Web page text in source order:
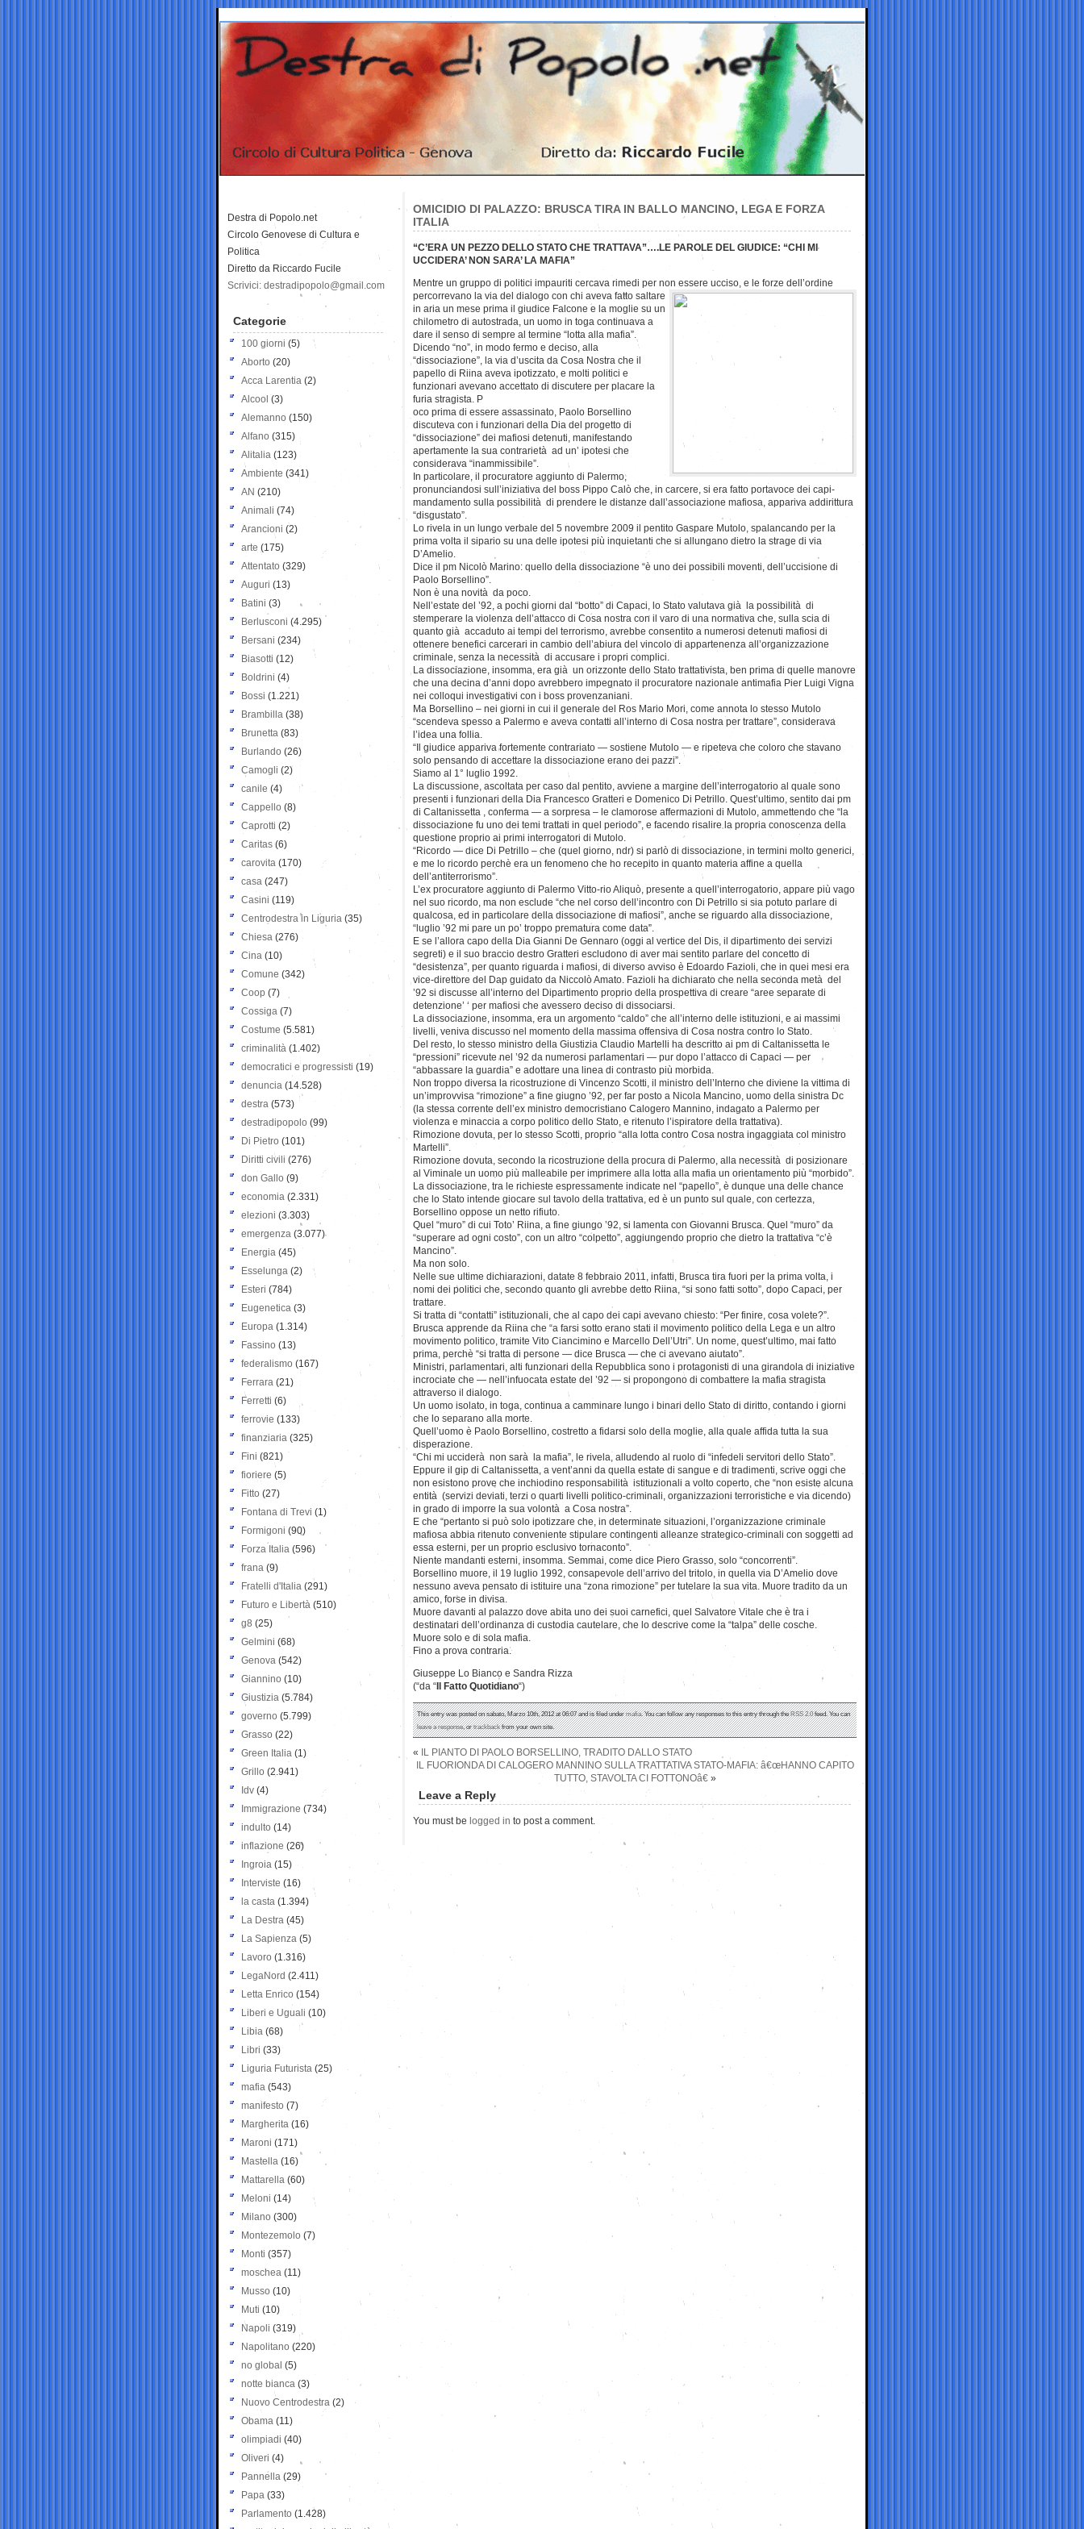
OMICIDIO DI PALAZZO: BRUSCA TIRA IN BALLO MANCINO, LEGA E FORZA
ITALIA
“C’ERA UN PEZZO DELLO STATO CHE TRATTAVA”….LE PAROLE DEL GIUDICE: “CHI MI
UCCIDERA’ NON SARA’ LA MAFIA”
Mentre un gruppo di politici impauriti cercava rimedi per non essere ucciso, e le forze dell’ordine
percorrevano la via del dialogo con chi aveva fatto saltare
in aria un mese prima il giudice Falcone e la moglie su un
chilometro di autostrada, un uomo in toga continuava a
dare il senso di sempre al termine “lotta alla mafia”.
Dicendo “no”, in modo fermo e deciso, alla
“dissociazione”, la via d’uscita da Cosa Nostra che il
papello di Riina aveva ipotizzato, e molti politici e
funzionari avevano accettato di discutere per placare la
furia stragista. P
oco prima di essere assassinato, Paolo Borsellino
discuteva con i funzionari della Dia del progetto di
“dissociazione” dei mafiosi detenuti, manifestando
apertamente la sua contrarietà ad un’ ipotesi che
considerava “inammissibile”.
In particolare, il procuratore aggiunto di Palermo,
pronunciandosi sull’iniziativa del boss Pippo Calò che, in carcere, si era fatto portavoce dei capi-
mandamento sulla possibilità di prendere le distanze dall’associazione mafiosa, appariva addirittura
“disgustato”.
Lo rivela in un lungo verbale del 5 novembre 2009 il pentito Gaspare Mutolo, spalancando per la
prima volta il sipario su una delle ipotesi più inquietanti che si allungano dietro la strage di via
D’Amelio.
Dice il pm Nicolò Marino: quello della dissociazione “è uno dei possibili moventi, dell’uccisione di
Paolo Borsellino”.
Non è una novità da poco.
Nell’estate del ’92, a pochi giorni dal “botto” di Capaci, lo Stato valutava già la possibilità di
stemperare la violenza dell’attacco di Cosa nostra con il varo di una normativa che, sulla scia di
quanto già accaduto ai tempi del terrorismo, avrebbe consentito a numerosi detenuti mafiosi di
ottenere benefici carcerari in cambio dell’abiura del vincolo di appartenenza all’organizzazione
criminale, senza la necessità di accusare i propri complici.
La dissociazione, insomma, era già un orizzonte dello Stato trattativista, ben prima di quelle manovre
che una decina d’anni dopo avrebbero impegnato il procuratore nazionale antimafia Pier Luigi Vigna
nei colloqui investigativi con i boss provenzaniani.
Ma Borsellino – nei giorni in cui il generale del Ros Mario Mori, come annota lo stesso Mutolo
“scendeva spesso a Palermo e aveva contatti all’interno di Cosa nostra per trattare”, considerava
l’idea una follia.
“Il giudice appariva fortemente contrariato — sostiene Mutolo — e ripeteva che coloro che stavano
solo pensando di accettare la dissociazione erano dei pazzi”.
Siamo al 1° luglio 1992.
La discussione, ascoltata per caso dal pentito, avviene a margine dell’interrogatorio al quale sono
presenti i funzionari della Dia Francesco Gratteri e Domenico Di Petrillo. Quest’ultimo, sentito dai pm
di Caltanissetta , conferma — a sorpresa – le clamorose affermazioni di Mutolo, ammettendo che “la
dissociazione fu uno dei temi trattati in quel periodo”, e facendo risalire la propria conoscenza della
questione proprio ai primi interrogatori di Mutolo.
“Ricordo — dice Di Petrillo – che (quel giorno, ndr) si parlò di dissociazione, in termini molto generici,
e me lo ricordo perchè era un fenomeno che ho recepito in quanto materia affine a quella
dell’antiterrorismo”.
L’ex procuratore aggiunto di Palermo Vitto-rio Aliquò, presente a quell’interrogatorio, appare più vago
nel suo ricordo, ma non esclude “che nel corso dell’incontro con Di Petrillo si sia potuto parlare di
qualcosa, ed in particolare della dissociazione di mafiosi”, anche se riguardo alla dissociazione,
“luglio ’92 mi pare un po’ troppo prematura come data”.
E se l’allora capo della Dia Gianni De Gennaro (oggi al vertice del Dis, il dipartimento dei servizi
segreti) e il suo braccio destro Gratteri escludono di aver mai sentito parlare del concetto di
“desistenza”, per quanto riguarda i mafiosi, di diverso avviso è Edoardo Fazioli, che in quei mesi era
vice-direttore del Dap guidato da Niccolò Amato. Fazioli ha dichiarato che nella seconda metà del
’92 si discusse all’interno del Dipartimento proprio della prospettiva di creare “aree separate di
detenzione’ ‘ per mafiosi che avessero deciso di dissociarsi.
La dissociazione, insomma, era un argomento “caldo” che all’interno delle istituzioni, e ai massimi
livelli, veniva discusso nel momento della massima offensiva di Cosa nostra contro lo Stato.
Del resto, lo stesso ministro della Giustizia Claudio Martelli ha descritto ai pm di Caltanissetta le
“pressioni” ricevute nel ’92 da numerosi parlamentari — pur dopo l’attacco di Capaci — per
“abbassare la guardia” e adottare una linea di contrasto più morbida.
Non troppo diversa la ricostruzione di Vincenzo Scotti, il ministro dell’Interno che diviene la vittima di
un’improvvisa “rimozione” a fine giugno ’92, per far posto a Nicola Mancino, uomo della sinistra Dc
(la stessa corrente dell’ex ministro democristiano Calogero Mannino, indagato a Palermo per
violenza e minaccia a corpo politico dello Stato, e ritenuto l’ispiratore della trattativa).
Rimozione dovuta, per lo stesso Scotti, proprio “alla lotta contro Cosa nostra ingaggiata col ministro
Martelli”.
Rimozione dovuta, secondo la ricostruzione della procura di Palermo, alla necessità di posizionare
al Viminale un uomo più malleabile per imprimere alla lotta alla mafia un orientamento più “morbido”.
La dissociazione, tra le richieste espressamente indicate nel “papello”, è dunque una delle chance
che lo Stato intende giocare sul tavolo della trattativa, ed è un punto sul quale, con certezza,
Borsellino oppose un netto rifiuto.
Quel “muro” di cui Toto’ Riina, a fine giungo ’92, si lamenta con Giovanni Brusca. Quel “muro” da
“superare ad ogni costo”, con un altro “colpetto”, aggiungendo proprio che dietro la trattativa “c’è
Mancino”.
Ma non solo.
Nelle sue ultime dichiarazioni, datate 8 febbraio 2011, infatti, Brusca tira fuori per la prima volta, i
nomi dei politici che, secondo quanto gli avrebbe detto Riina, “si sono fatti sotto”, dopo Capaci, per
trattare.
Si tratta di “contatti” istituzionali, che al capo dei capi avevano chiesto: “Per finire, cosa volete?”.
Brusca apprende da Riina che “a farsi sotto erano stati il movimento politico della Lega e un altro
movimento politico, tramite Vito Ciancimino e Marcello Dell’Utri”. Un nome, quest’ultimo, mai fatto
prima, perchè “si tratta di persone — dice Brusca — che ci avevano aiutato”.
Ministri, parlamentari, alti funzionari della Repubblica sono i protagonisti di una girandola di iniziative
incrociate che — nell’infuocata estate del ’92 — si propongono di combattere la mafia stragista
attraverso il dialogo.
Un uomo isolato, in toga, continua a camminare lungo i binari dello Stato di diritto, contando i giorni
che lo separano alla morte.
Quell’uomo è Paolo Borsellino, costretto a fidarsi solo della moglie, alla quale affida tutta la sua
disperazione.
“Chi mi ucciderà non sarà la mafia”, le rivela, alludendo al ruolo di “infedeli servitori dello Stato”.
Eppure il gip di Caltanissetta, a vent’anni da quella estate di sangue e di tradimenti, scrive oggi che
non esistono prove che inchiodino responsabilità istituzionali a volto coperto, che “non esiste alcuna
entità (servizi deviati, terzi o quarti livelli politico-criminali, organizzazioni terroristiche e via dicendo)
in grado di imporre la sua volontà a Cosa nostra”.
E che “pertanto si può solo ipotizzare che, in determinate situazioni, l’organizzazione criminale
mafiosa abbia ritenuto conveniente stipulare contingenti alleanze strategico-criminali con soggetti ad
essa esterni, per un proprio esclusivo tornaconto”.
Niente mandanti esterni, insomma. Semmai, come dice Piero Grasso, solo “concorrenti”.
Borsellino muore, il 19 luglio 1992, consapevole dell’arrivo del tritolo, in quella via D’Amelio dove
nessuno aveva pensato di istituire una “zona rimozione” per tutelare la sua vita. Muore tradito da un
amico, forse in divisa.
Muore davanti al palazzo dove abita uno dei suoi carnefici, quel Salvatore Vitale che è tra i
destinatari dell’ordinanza di custodia cautelare, che lo descrive come la “talpa” delle cosche.
Muore solo e di sola mafia.
Fino a prova contraria.
Giuseppe Lo Bianco e Sandra Rizza
(“da “ Il Fatto Quotidiano“)
This entry was posted on sabato, Marzo 10th, 2012 at 06:07 and is filed undermafia. You can follow any responses to this entry through theRSS 2.0feed. You can
leave a response, ortrackbackfrom your own site.
«
IL PIANTO DI PAOLO BORSELLINO, TRADITO DALLO STATO
IL FUORIONDA DI CALOGERO MANNINO SULLA TRATTATIVA STATO-MAFIA: â€œHANNO CAPITO
TUTTO, STAVOLTA CI FOTTONOâ€»
Leave a Reply
You must be logged in to post a comment.
Destra di Popolo.net
Circolo Genovese di Cultura e
Politica
Diretto da Riccardo Fucile
Scrivici: destradipopolo@gmail.com
Categorie
100 giorni (5)
Aborto (20)
Acca Larentia (2)
Alcool (3)
Alemanno (150)
Alfano (315)
Alitalia (123)
Ambiente (341)
AN (210)
Animali (74)
Arancioni (2)
arte (175)
Attentato (329)
Auguri (13)
Batini (3)
Berlusconi (4.295)
Bersani (234)
Biasotti (12)
Boldrini (4)
Bossi (1.221)
Brambilla (38)
Brunetta (83)
Burlando (26)
Camogli (2)
canile (4)
Cappello (8)
Caprotti (2)
Caritas (6)
carovita (170)
casa (247)
Casini (119)
Centrodestra in Liguria (35)
Chiesa (276)
Cina (10)
Comune (342)
Coop (7)
Cossiga (7)
Costume (5.581)
criminalità (1.402)
democratici e progressisti (19)
denuncia (14.528)
destra (573)
destradipopolo (99)
Di Pietro (101)
Diritti civili (276)
don Gallo (9)
economia (2.331)
elezioni (3.303)
emergenza (3.077)
Energia (45)
Esselunga (2)
Esteri (784)
Eugenetica (3)
Europa (1.314)
Fassino (13)
federalismo (167)
Ferrara (21)
Ferretti (6)
ferrovie (133)
finanziaria (325)
Fini (821)
fioriere (5)
Fitto (27)
Fontana di Trevi (1)
Formigoni (90)
Forza Italia (596)
frana (9)
Fratelli d'Italia (291)
Futuro e Libertà (510)
g8 (25)
Gelmini (68)
Genova (542)
Giannino (10)
Giustizia (5.784)
governo (5.799)
Grasso (22)
Green Italia (1)
Grillo (2.941)
Idv (4)
Immigrazione (734)
indulto (14)
inflazione (26)
Ingroia (15)
Interviste (16)
la casta (1.394)
La Destra (45)
La Sapienza (5)
Lavoro (1.316)
LegaNord (2.411)
Letta Enrico (154)
Liberi e Uguali (10)
Libia (68)
Libri (33)
Liguria Futurista (25)
mafia (543)
manifesto (7)
Margherita (16)
Maroni (171)
Mastella (16)
Mattarella (60)
Meloni (14)
Milano (300)
Montezemolo (7)
Monti (357)
moschea (11)
Musso (10)
Muti (10)
Napoli (319)
Napolitano (220)
no global (5)
notte bianca (3)
Nuovo Centrodestra (2)
Obama (11)
olimpiadi (40)
Oliveri (4)
Pannella (29)
Papa (33)
Parlamento (1.428)